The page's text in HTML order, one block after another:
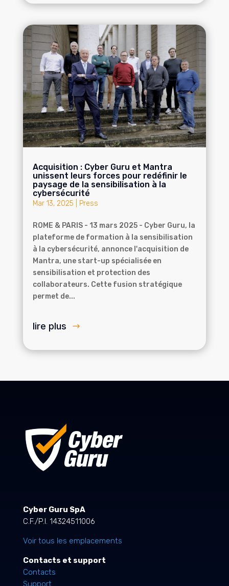
Acquisition : Cyber Guru et Mantra
unissent leurs forces pour redéfinir le
paysage de la sensibilisation à la
cybersécurité
Mar 13, 2025 Press
ROME & PARIS - 13 mars 2025 - Cyber Guru, la
plateforme de formation à la sensibilisation
à la cybersécurité, annonce l'acquisition de
Mantra, une start-up spécialisée en
sensibilisation et protection des
collaborateurs. Cette fusion stratégique
permet de...
lire plus
Cyber Guru SpA
C.F./P.I. 14324511006
Voir tous les emplacements
Contacts et support
Contacts
Support